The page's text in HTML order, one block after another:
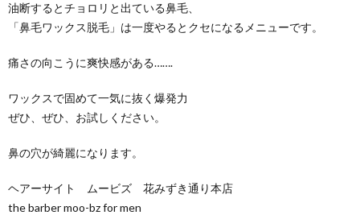
油断するとチョロリと出ている鼻毛、
「鼻毛ワックス脱毛」は一度やるとクセになるメニューです。
痛さの向こうに爽快感がある…….
ワックスで固めて一気に抜く爆発力
ぜひ、ぜひ、お試しください。
鼻の穴が綺麗になります。
ヘアーサイト ムービズ 花みずき通り本店
the barber moo-bz for men